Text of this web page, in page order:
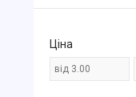
Ціна